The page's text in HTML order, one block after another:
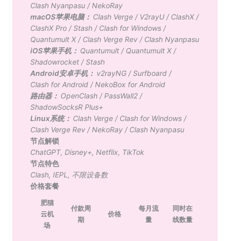
Clash Nyanpasu/ NekoRay
macOS苹果电脑： Clash Verge/ V2rayU/ ClashX/
ClashX Pro/Stash/ Clash for Windows/
Quantumult X/ Clash Verge Rev/ Clash Nyanpasu
iOS苹果手机： Quantumult/ Quantumult X/
Shadowrocket/Stash
Android安卓手机： v2rayNG/Surfboard/
Clash for Android/ NekoBox for Android
路由器： OpenClash/ PassWall2/
ShadowSocksR Plus+
Linux系统： Clash Verge/ Clash for Windows/
Clash Verge Rev/ NekoRay/ Clash Nyanpasu
节点解锁
ChatGPT, Disney+, Netflix, TikTok
节点特色
Clash, IEPL , 不限设备数
价格套餐
肥猫
云机
场
付款周
期
价格
每月流
量
同时在
线数量